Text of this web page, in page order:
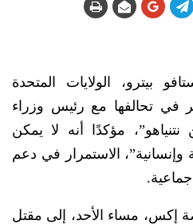
بيترو، الولايات المتحدة
في تحالفها مع رئيس وزراء
نتنياهو”، مؤكدًا أنه لا يمكن
وإنسانية”، الاستمرار في دعم
إكس، مساء الأحد، إلى مقتل